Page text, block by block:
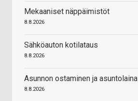
Mekaaniset näppäimistöt
8.8.2026
Sähköauton kotilataus
8.8.2026
Asunnon ostaminen ja asuntolaina
8.8.2026